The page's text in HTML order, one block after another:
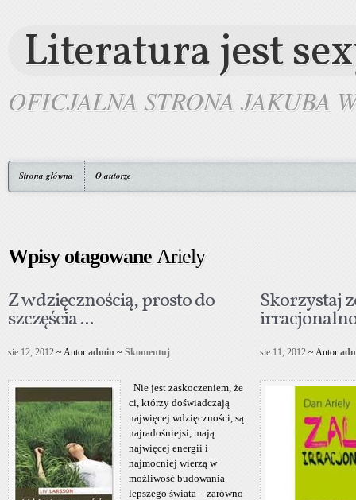
Literatura jest
OFICJALNA STRONA JAKUBA
Strona główna O autorze
Wpisy otagowaneAriely
Z wdzięcznością, prosto do
szczęścia ...
sie 12, 2012 ~ Autor admin ~ Skomentuj
Nie jest zaskoczeniem, że
ci, którzy doświadczają
najwięcej wdzięczności, są
najradośniejsi, mają
najwięcej energii i
najmocniej wierzą w
możliwość budowania
lepszego świata – zarówno
Skorzystaj
sie 11, 2012 ~ Autor